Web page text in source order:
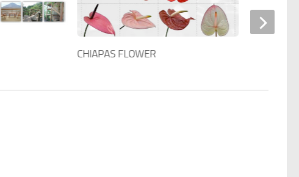
CHIAPAS FLOWER